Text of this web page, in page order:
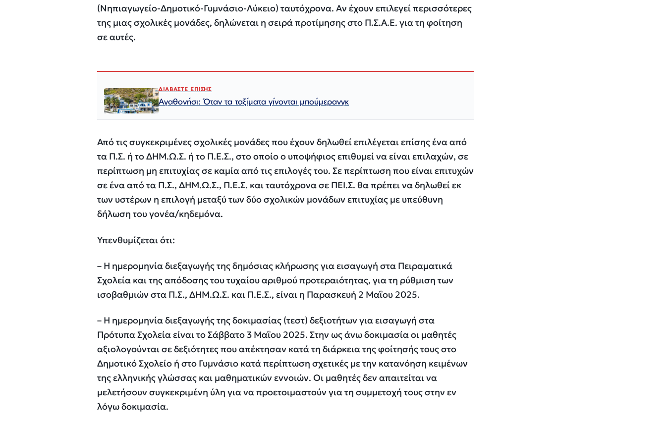
(Νηπιαγωγείο-Δημοτικό-Γυμνάσιο-Λύκειο) ταυτόχρονα. Αν έχουν επιλεγεί περισσότερες
της μιας σχολικές μονάδες, δηλώνεται η σειρά προτίμησης στο Π.Σ.Α.Ε. για τη φοίτηση
σε αυτές.
ΔΙΑΒΑΣΤΕ ΕΠΙΣΗΣ
Αγαθονήσι: Όταν τα ταξίματα γίνονται μπούμερανγκ
Από τις συγκεκριμένες σχολικές μονάδες που έχουν δηλωθεί επιλέγεται επίσης ένα από
τα Π.Σ. ή το ΔΗΜ.Ω.Σ. ή το Π.Ε.Σ., στο οποίο ο υποψήφιος επιθυμεί να είναι επιλαχών, σε
περίπτωση μη επιτυχίας σε καμία από τις επιλογές του. Σε περίπτωση που είναι επιτυχών
σε ένα από τα Π.Σ., ΔΗΜ.Ω.Σ., Π.Ε.Σ. και ταυτόχρονα σε ΠΕΙ.Σ. θα πρέπει να δηλωθεί εκ
των υστέρων η επιλογή μεταξύ των δύο σχολικών μονάδων επιτυχίας με υπεύθυνη
δήλωση του γονέα/κηδεμόνα.
Υπενθυμίζεται ότι:
– Η ημερομηνία διεξαγωγής της δημόσιας κλήρωσης για εισαγωγή στα Πειραματικά
Σχολεία και της απόδοσης του τυχαίου αριθμού προτεραιότητας, για τη ρύθμιση των
ισοβαθμιών στα Π.Σ., ΔΗΜ.Ω.Σ. και Π.Ε.Σ., είναι η Παρασκευή 2 Μαΐου 2025.
– Η ημερομηνία διεξαγωγής της δοκιμασίας (τεστ) δεξιοτήτων για εισαγωγή στα
Πρότυπα Σχολεία είναι το Σάββατο 3 Μαΐου 2025. Στην ως άνω δοκιμασία οι μαθητές
αξιολογούνται σε δεξιότητες που απέκτησαν κατά τη διάρκεια της φοίτησής τους στο
Δημοτικό Σχολείο ή στο Γυμνάσιο κατά περίπτωση σχετικές με την κατανόηση κειμένων
της ελληνικής γλώσσας και μαθηματικών εννοιών. Οι μαθητές δεν απαιτείται να
μελετήσουν συγκεκριμένη ύλη για να προετοιμαστούν για τη συμμετοχή τους στην εν
λόγω δοκιμασία.